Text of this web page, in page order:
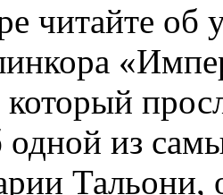
читайте об
одной из